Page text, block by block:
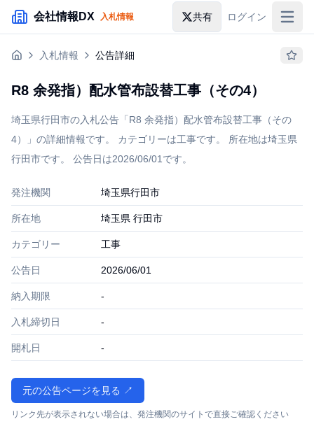
メインコンテンツにスキップ
会社情報DX 入札情報 共有 ログイン
入札情報
企業検索
入札情報 公告詳細
R8 余発指）配水管布設替工事（その4）
埼玉県行田市の入札公告「R8 余発指）配水管布設替工事（その
4）」の詳細情報です。 カテゴリーは工事です。 所在地は埼玉県
行田市です。 公告日は2026/06/01です。
発注機関 埼玉県行田市
所在地 埼玉県 行田市
カテゴリー 工事
公告日 2026/06/01
納入期限 -
入札締切日 -
開札日 -
元の公告ページを見る ↗
リンク先が表示されない場合は、発注機関のサイトで直接ご確認ください